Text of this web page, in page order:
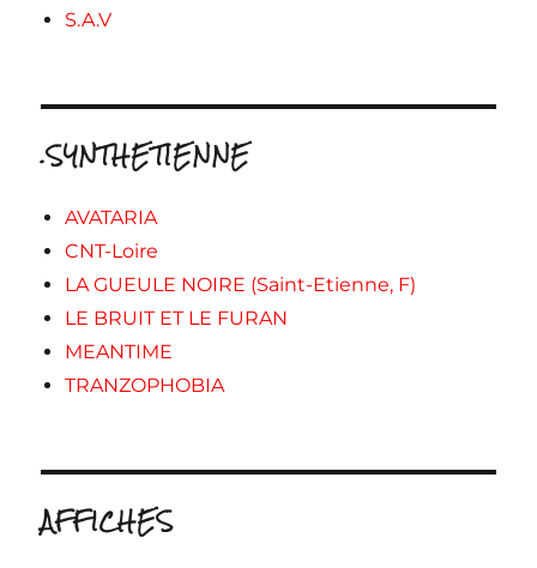
S.A.V
.SYNTHETIENNE
AVATARIA
CNT-Loire
LA GUEULE NOIRE (Saint-Etienne, F)
LE BRUIT ET LE FURAN
MEANTIME
TRANZOPHOBIA
AFFICHES